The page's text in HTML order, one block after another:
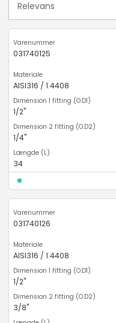
031740125
AISI316 / 1.4408
1/2"
1/4"
34
031740126
AISI316 / 1.4408
1/2"
3/8"